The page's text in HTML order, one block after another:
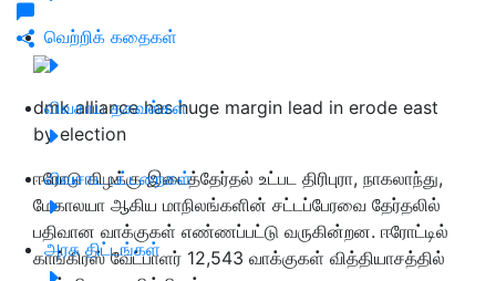
வெற்றிக் கதைகள்
விவசாய தகவல்கள்
விவசாய பட்டறைகள்
அரசு திட்டங்கள்
dmk alliance has huge margin lead in erode east
by election
ஈரோடு கிழக்கு இடைத்தேர்தல் உட்பட திரிபுரா, நாகலாந்து,
மேகாலயா ஆகிய மாநிலங்களின் சட்டப்பேரவை தேர்தலில்
பதிவான வாக்குகள் எண்ணப்பட்டு வருகின்றன. ஈரோட்டில்
காங்கிரஸ் வேட்பாளர் 12,543 வாக்குகள் வித்தியாசத்தில்